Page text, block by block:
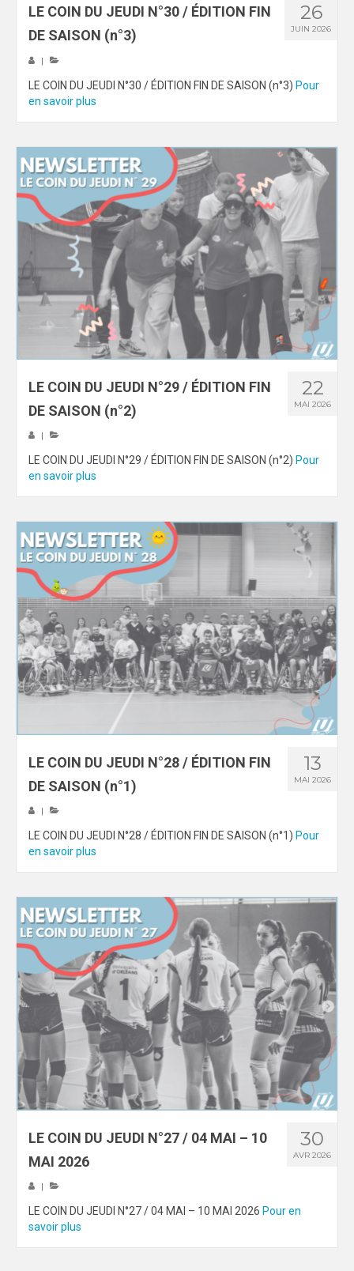
26
JUIN 2026
LE COIN DU JEUDI N°30 / ÉDITION FIN
DE SAISON (n°3)
|
LE COIN DU JEUDI N°30 / ÉDITION FIN DE SAISON (n°3) Pour
en savoir plus
22
MAI 2026
LE COIN DU JEUDI N°29 / ÉDITION FIN
DE SAISON (n°2)
LE COIN DU JEUDI N°29 / ÉDITION FIN DE SAISON (n°2) Pour
en savoir plus
13
MAI 2026
LE COIN DU JEUDI N°28 / ÉDITION FIN
DE SAISON (n°1)
LE COIN DU JEUDI N°28 / ÉDITION FIN DE SAISON (n°1) Pour
en savoir plus
30
AVR 2026
LE COIN DU JEUDI N°27 / 04 MAI – 10
MAI 2026
LE COIN DU JEUDI N°27 / 04 MAI – 10 MAI 2026 Pour en
savoir plus